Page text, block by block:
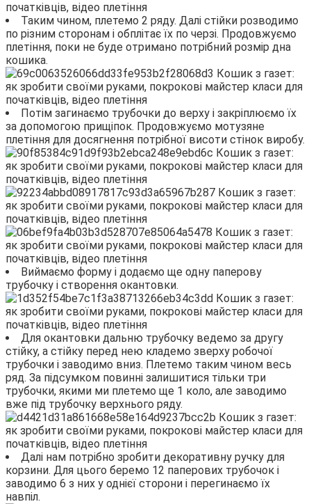
Таким чином, плетемо 2 ряду. Далі стійки розводимо
по різним сторонам і обплітає їх по черзі. Продовжуємо
плетіння, поки не буде отримано потрібний розмір дна
кошика.
Потім загинаємо трубочки до верху і закріплюємо їх
за допомогою прищіпок. Продовжуємо мотузяне
плетіння для досягнення потрібної висоти стінок виробу.
Виймаємо форму і додаємо ще одну паперову
трубочку і створення окантовки.
Для окантовки дальню трубочку ведемо за другу
стійку, а стійку перед нею кладемо зверху робочої
трубочки і заводимо вниз. Плетемо таким чином весь
ряд. За підсумком повинні залишитися тільки три
трубочки, якими ми плетемо ще 1 коло, але заводимо
вже під трубочку верхнього ряду.
Далі нам потрібно зробити декоративну ручку для
корзини. Для цього беремо 12 паперових трубочок і
заводимо 6 з них у однієї сторони і перегинаємо їх
навпіл.